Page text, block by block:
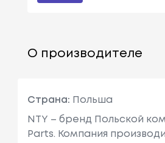
О производителе
Страна: Польша
NTY – бренд Польской
Parts. Компания